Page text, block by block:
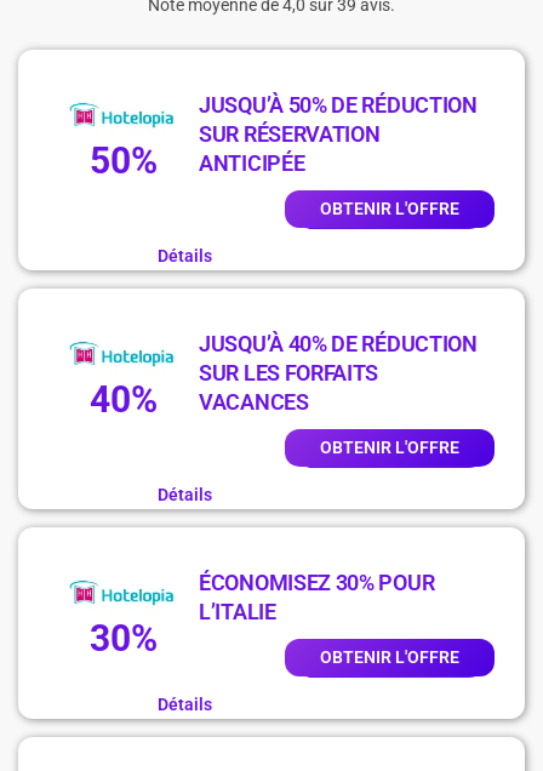
Note moyenne de 4,0 sur 39 avis.
50%
JUSQU’À 50% DE RÉDUCTION
SUR RÉSERVATION
ANTICIPÉE
OBTENIR L'OFFRE
Détails
40%
JUSQU’À 40% DE RÉDUCTION
SUR LES FORFAITS
VACANCES
OBTENIR L'OFFRE
Détails
30%
ÉCONOMISEZ 30% POUR
L’ITALIE
OBTENIR L'OFFRE
Détails